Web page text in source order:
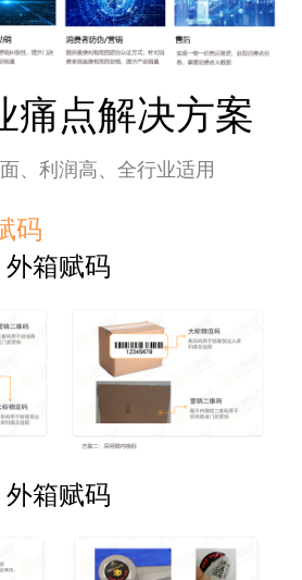
痛点解决方案
、利润高、全行业适用
码
外箱赋码
外箱赋码